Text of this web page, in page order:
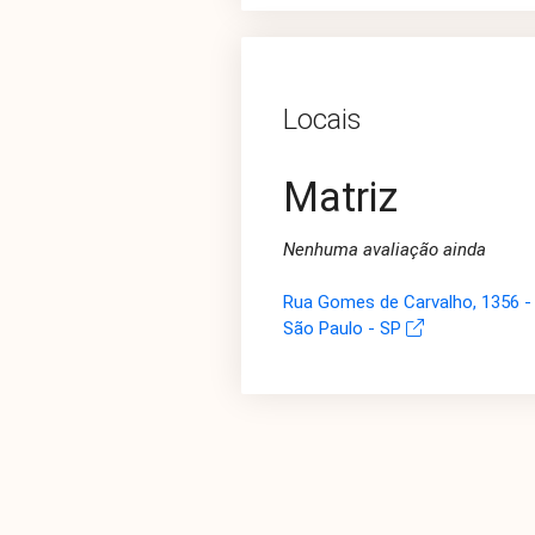
Locais
Matriz
Nenhuma avaliação ainda
Rua Gomes de Carvalho, 1356
São Paulo - SP